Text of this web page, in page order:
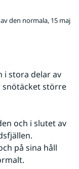
den normala, 15 maj
i stora delar av
större
och i slutet av
på sina håll